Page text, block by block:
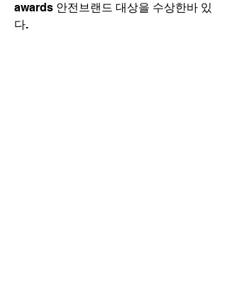
awards 안전브랜드 대상을 수상한바 있
다.